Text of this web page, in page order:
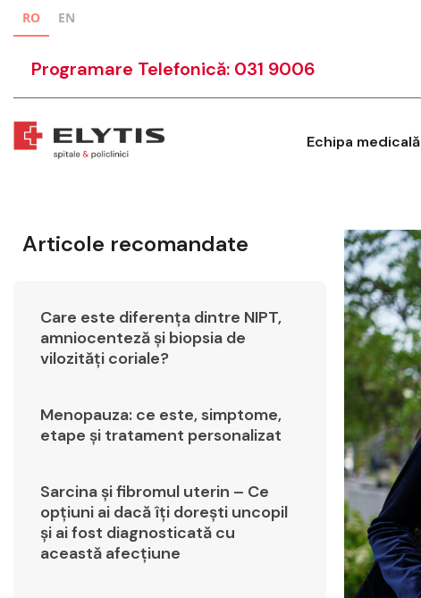
RO EN
Programare Telefonică: 031 9006
Echipa medicală
Articole recomandate
Care este diferența dintre NIPT,
amniocenteză și biopsia de
vilozități coriale?
Menopauza: ce este, simptome,
etape și tratament personalizat
Sarcina și fibromul uterin – Ce
opțiuni ai dacă îți dorești uncopil
și ai fost diagnosticată cu
această afecțiune